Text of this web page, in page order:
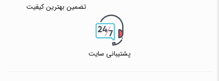
تضمین بهترین کیفیت
پشتیبانی سایت